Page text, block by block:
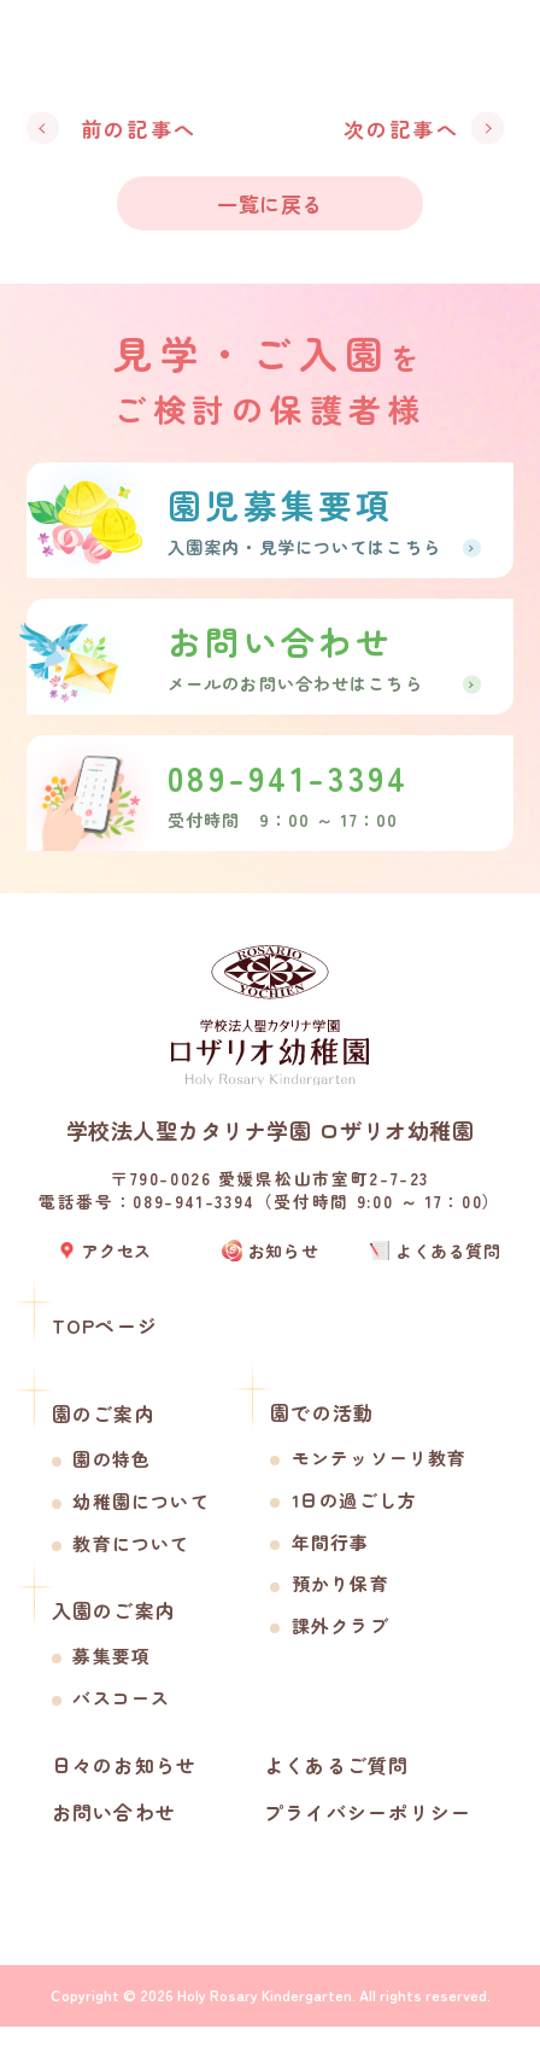
前の記事へ 次の記事へ
一覧に戻る
見学・ご入園 を
ご検討の保護者様
園児募集要項
入園案内・見学についてはこちら
お問い合わせ
メールのお問い合わせはこちら
089-941-3394
受付時間 9：00 ～ 17：00
TOPページ
園のご案内
園の特色
幼稚園について
教育について
園での活動
モンテッソーリ教育
1日の過ごし方
年間行事
預かり保育
課外クラブ
入園のご案内
募集要項
バスコース
日々のお知らせ
よくあるご質問
お問い合わせ
プライバシーポリシー
学校法人聖カタリナ学園 ロザリオ幼稚園
〒790-0026 愛媛県松山市室町2-7-23
電話番号：089-941-3394（受付時間 9:00 ～ 17：00）
アクセス お知らせ よくある質問
Copyright © 2026 Holy Rosary Kindergarten. All rights reserved.